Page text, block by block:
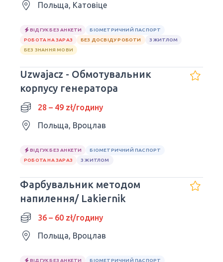
Польща, Катовіце
ВІДГУК БЕЗ АНКЕТИ
БІОМЕТРИЧНИЙ ПАСПОРТ
РОБОТА НА ЗАРАЗ
БЕЗ ДОСВІДУ РОБОТИ
З ЖИТЛОМ
БЕЗ ЗНАННЯ МОВИ
Uzwajacz - Обмотувальник
корпусу генератора
28 – 49 zł/годину
Польща, Вроцлав
ВІДГУК БЕЗ АНКЕТИ
БІОМЕТРИЧНИЙ ПАСПОРТ
РОБОТА НА ЗАРАЗ
З ЖИТЛОМ
Фарбувальник методом
напилення/ Lakiernik
36 – 60 zł/годину
Польща, Вроцлав
ВІДГУК БЕЗ АНКЕТИ
БІОМЕТРИЧНИЙ ПАСПОРТ